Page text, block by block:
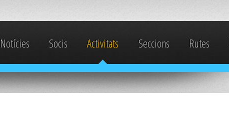
Notícies Socis Activitats Seccions Rutes